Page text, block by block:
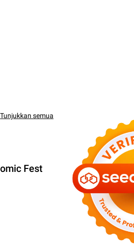
Tunjukkan semua
Fest